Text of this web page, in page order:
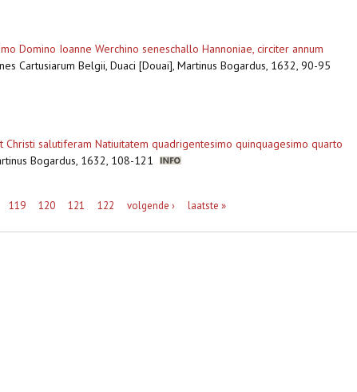
Domino Ioanne Werchino seneschallo Hannoniae, circiter annum
Cartusiarum Belgii, Duaci [Douai], Martinus Bogardus, 1632, 90-95
salutiferam Natiuitatem quadrigentesimo quinquagesimo quarto
Bogardus, 1632, 108-121
119 120 121 122 volgende › laatste »